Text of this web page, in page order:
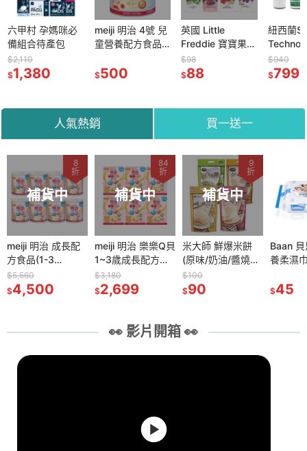
六甲村 孕媽咪必
備組合待產包
$2,110
$1,380
meiji 明治 4號 兒
童營養配方食品
$500
英國 Little
Freddie 寶寶果昔
系列 100g (6M)
多口味可選
$98
$88
紐西蘭
Protect
卡瑞丁
$940
$799
人氣熱銷 買一送一
補貨中
8
折
meiji 明治 成長配
方食品(1-3
歲)800g x 8罐入
$5,560
$4,500
補貨中
84
折
meiji 明治 樂樂Q貝
1~3歲成長配方食
品 560g x 6盒入
$3,180
$2,699
補貨中
9
折
米大師 鮮爆米餅
(原味/奶油/醬燒海
苔/香濃起司)
$100
$90
Baan
養柔濕
$45
👀 影片開箱 👀